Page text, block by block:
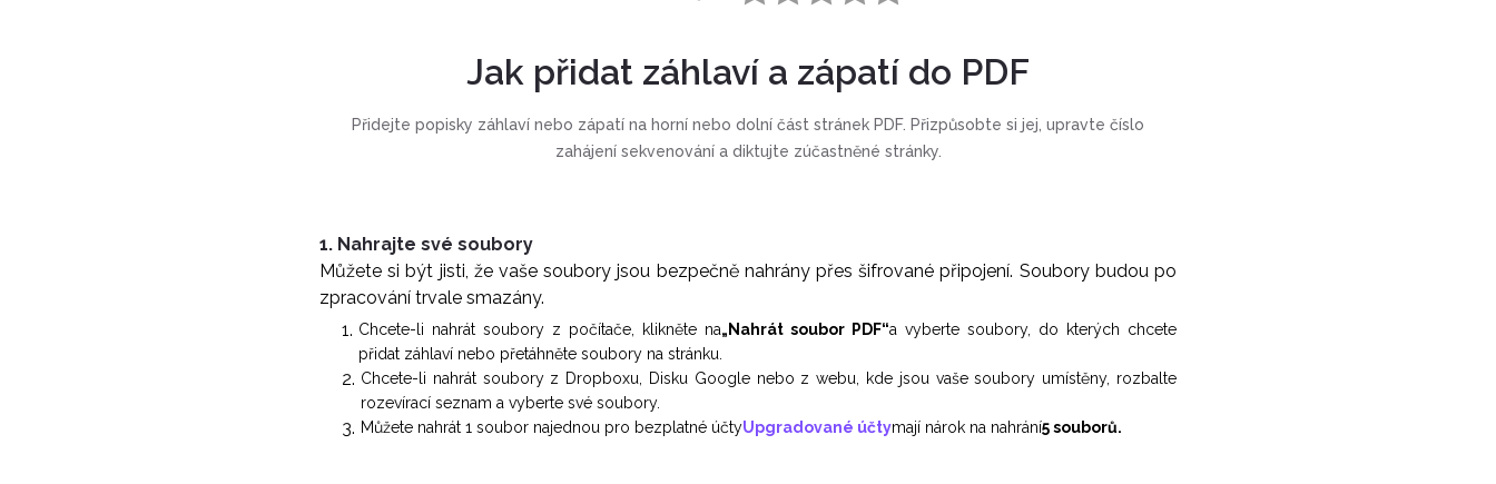
Jak přidat záhlaví a zápatí do PDF
Přidejte popisky záhlaví nebo zápatí na horní nebo dolní část stránek PDF. Přizpůsobte si jej, upravte číslo
zahájení sekvenování a diktujte zúčastněné stránky.
1. Nahrajte své soubory
Můžete si být jisti, že vaše soubory jsou bezpečně nahrány přes šifrované připojení. Soubory budou po
zpracování trvale smazány.
Chcete-li nahrát soubory z počítače, klikněte na„Nahrát soubor PDF“a vyberte soubory, do kterých chcete
přidat záhlaví nebo přetáhněte soubory na stránku.
Chcete-li nahrát soubory z Dropboxu, Disku Google nebo z webu, kde jsou vaše soubory umístěny, rozbalte
rozevírací seznam a vyberte své soubory.
Můžete nahrát 1 soubor najednou pro bezplatné účtyUpgradované účtymají nárok na nahrání5 souborů.